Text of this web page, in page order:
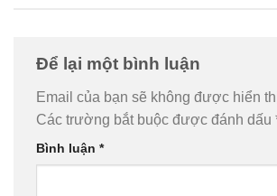
Để lại một bình luận
Email của bạn sẽ không được hiển
Các trường bắt buộc được đánh dấu
Bình luận *